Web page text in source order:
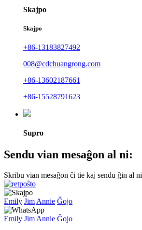
Skajpo
Skajpo
+86-13183827492
008@cdchuangrong.com
+86-13602187661
+86-15528791623
Supro
Sendu vian mesaĝon al ni:
Skribu vian mesaĝon ĉi tie kaj sendu ĝin al ni
Emily Jim Annie Ĝojo
Emily Jim Annie Ĝojo